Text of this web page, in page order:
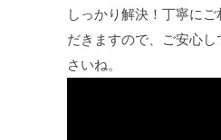
しっかり解決！丁寧に
だきますので、ご安心
さいね。